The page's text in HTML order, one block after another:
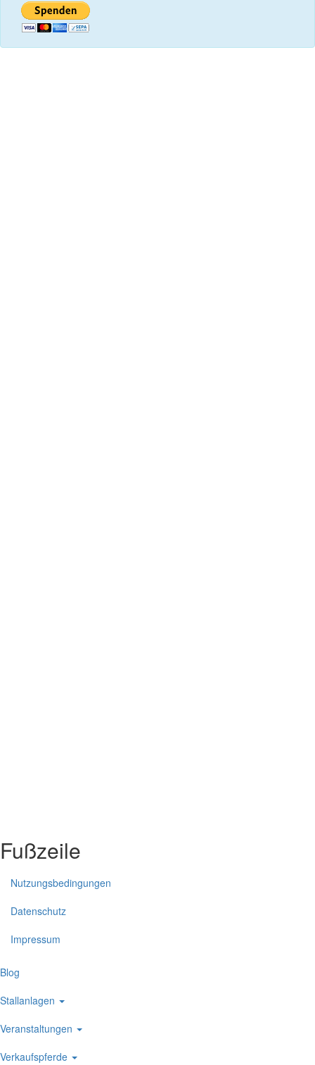
Fußzeile
Nutzungsbedingungen
Datenschutz
Impressum
Blog
Stallanlagen
Veranstaltungen
Verkaufspferde